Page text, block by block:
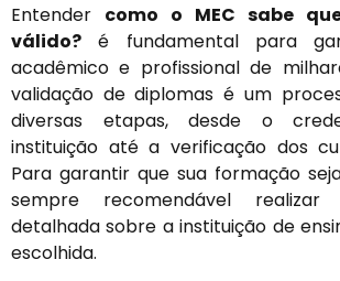
Entender como o MEC sabe
válido? é fundamental para
acadêmico e profissional de
validação de diplomas é um
diversas etapas, desde o
instituição até a verificação dos
Para garantir que sua formação
sempre recomendável realizar
detalhada sobre a instituição de
escolhida.